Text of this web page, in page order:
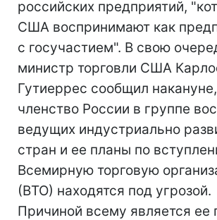
российских предприятий,
США воспринимают как
с госучастием". В свою
министр торговли США
Гутиеррес сообщил
членство России в группе
ведущих индустриально
стран и ее планы по
Всемирную торговую
(ВТО) находятся под угрозой.
Причиной всему является ее